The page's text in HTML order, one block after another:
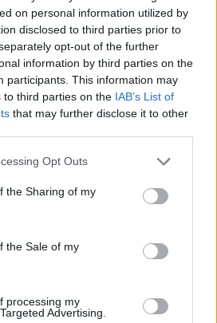
on personal information utilized by
disclosed to third parties prior to
opt-out of the further
information by third parties on the
participants. This information may
to third parties on the IAB’s List of
that may further disclose it to other
Opt Outs
the Sharing of my
the Sale of my
processing my
Advertising.
noiembrie 2021
Carmen Avram, cu Dăncilă
27 martie 2019
speriat promisiunea cu
2019
ad
liberă! Donați aici pentru